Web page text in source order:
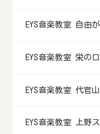
EYS音楽教室 自由
EYS音楽教室 栄の
EYS音楽教室 代官
EYS音楽教室 上野